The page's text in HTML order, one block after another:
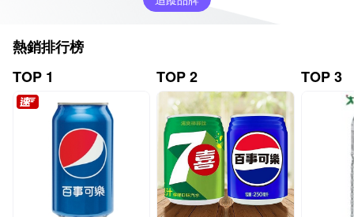
熱銷排行榜
TOP 1
TOP 2 TOP 3